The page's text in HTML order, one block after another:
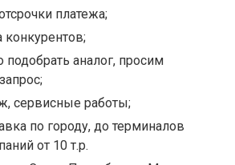
платежа;
подобрать аналог, просим
сервисные работы;
по городу, до терминалов
от 10 т.р.